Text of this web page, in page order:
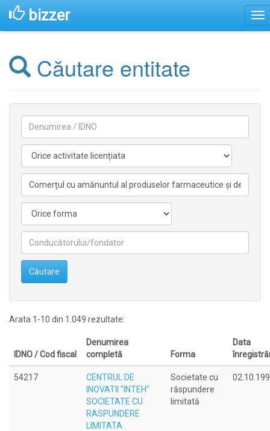
bizzer
Căutare entitate
licentiata
nelicentiata
Căutare
Arata 1-10 din 1.049 rezultate:
IDNO / Cod fiscal
Denumirea
completă
Forma
Data
54217
CENTRUL DE
INOVATII "INTEH"
SOCIETATE CU
RASPUNDERE
LIMITATA
Societate cu
răspundere
limitată